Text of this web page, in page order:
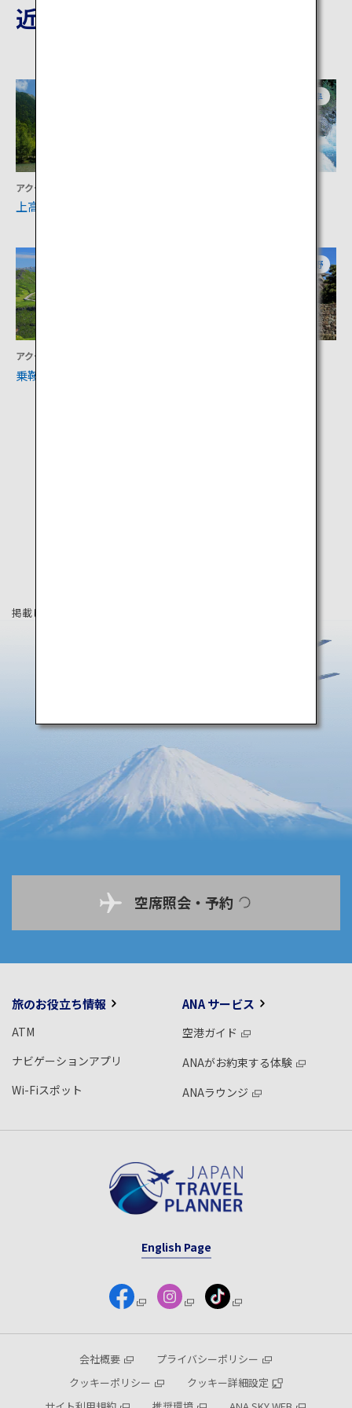
近隣の観光地
アクティビティ
上高地
岐阜
アクティビティ
乗鞍岳
長野
掲載している情報は2025年3月時点の情報です。
空席照会・予約
旅のお役立ち情報
ATM
ナビゲーションアプリ
Wi-Fiスポット
ANA サービス
空港ガイド
ANAがお約束する体験
ANAラウンジ
English Page
会社概要
プライバシーポリシー
クッキーポリシー
クッキー詳細設定